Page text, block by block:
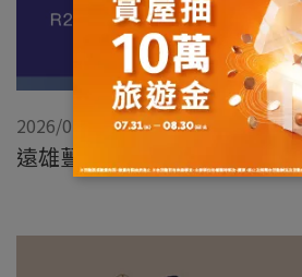
2026/02/02
遠雄蘴靚